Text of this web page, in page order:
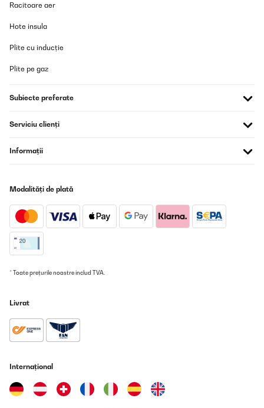
pour le moment pas branché colis reçue avant la datte prévue
aucun coup bien emballé je suis ravie de mon achat
Utilisateur d'Amazon
pour le moment pas branché colis reçue avant la datte prévue
aucun coup bien emballé je suis ravie de mon achat
VERIFICATĂ REVIZUITĂ
01/02/2025
in red.
Amazon user
les 3 tiroirs 6 heures apres la temperature etait a + plus 10
l'impression d'avoir etait annarqué c'est un refrigerateur et non
un congelateur
Racitoare aer
Hote insula
Plite cu inducție
Plite pe gaz
Subiecte preferate
Serviciu clienți
Informații
Modalități de plată
* Toate prețurile noastre includ TVA.
Livrat
Internațional